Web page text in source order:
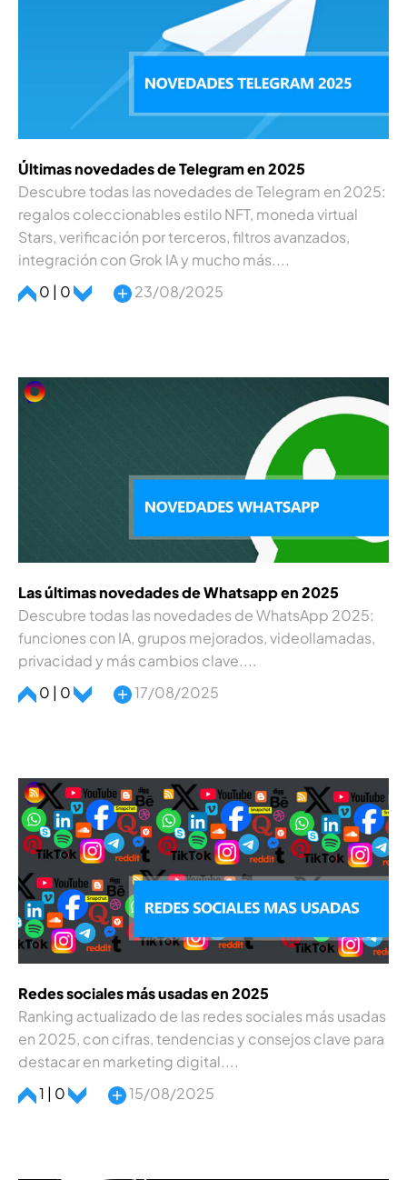
Últimas novedades de Telegram en 2025
Descubre todas las novedades de Telegram en 2025:
regalos coleccionables estilo NFT, moneda virtual
Stars, verificación por terceros, filtros avanzados,
integración con Grok IA y mucho más....
0 | 0
23/08/2025
Las últimas novedades de Whatsapp en 2025
Descubre todas las novedades de WhatsApp 2025:
funciones con IA, grupos mejorados, videollamadas,
privacidad y más cambios clave....
0 | 0
17/08/2025
Redes sociales más usadas en 2025
Ranking actualizado de las redes sociales más usadas
en 2025, con cifras, tendencias y consejos clave para
destacar en marketing digital....
1 | 0
15/08/2025